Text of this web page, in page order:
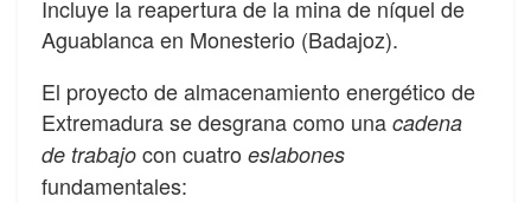
Incluye la reapertura de la mina de níquel de
Aguablanca en Monesterio (Badajoz).
El proyecto de almacenamiento energético de
Extremadura se desgrana como una cadena
de trabajo con cuatro eslabones
fundamentales: